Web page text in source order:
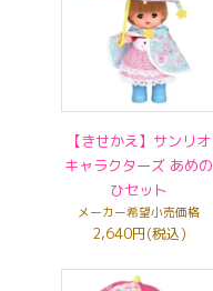
【きせかえ】サンリオ
キャラクターズ あめの
ひセット
メーカー希望小売価格
2,640円(税込)